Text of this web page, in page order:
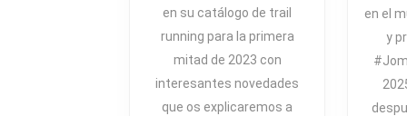
SAUCONY
EN
2023
en su catálogo de trail
running para la primera
mitad de 2023 con
interesantes novedades
que os explicaremos a
en el
y